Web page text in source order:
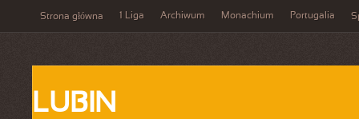
Strona główna 1 Liga Archiwum Monachium Portugalia
LUBIN